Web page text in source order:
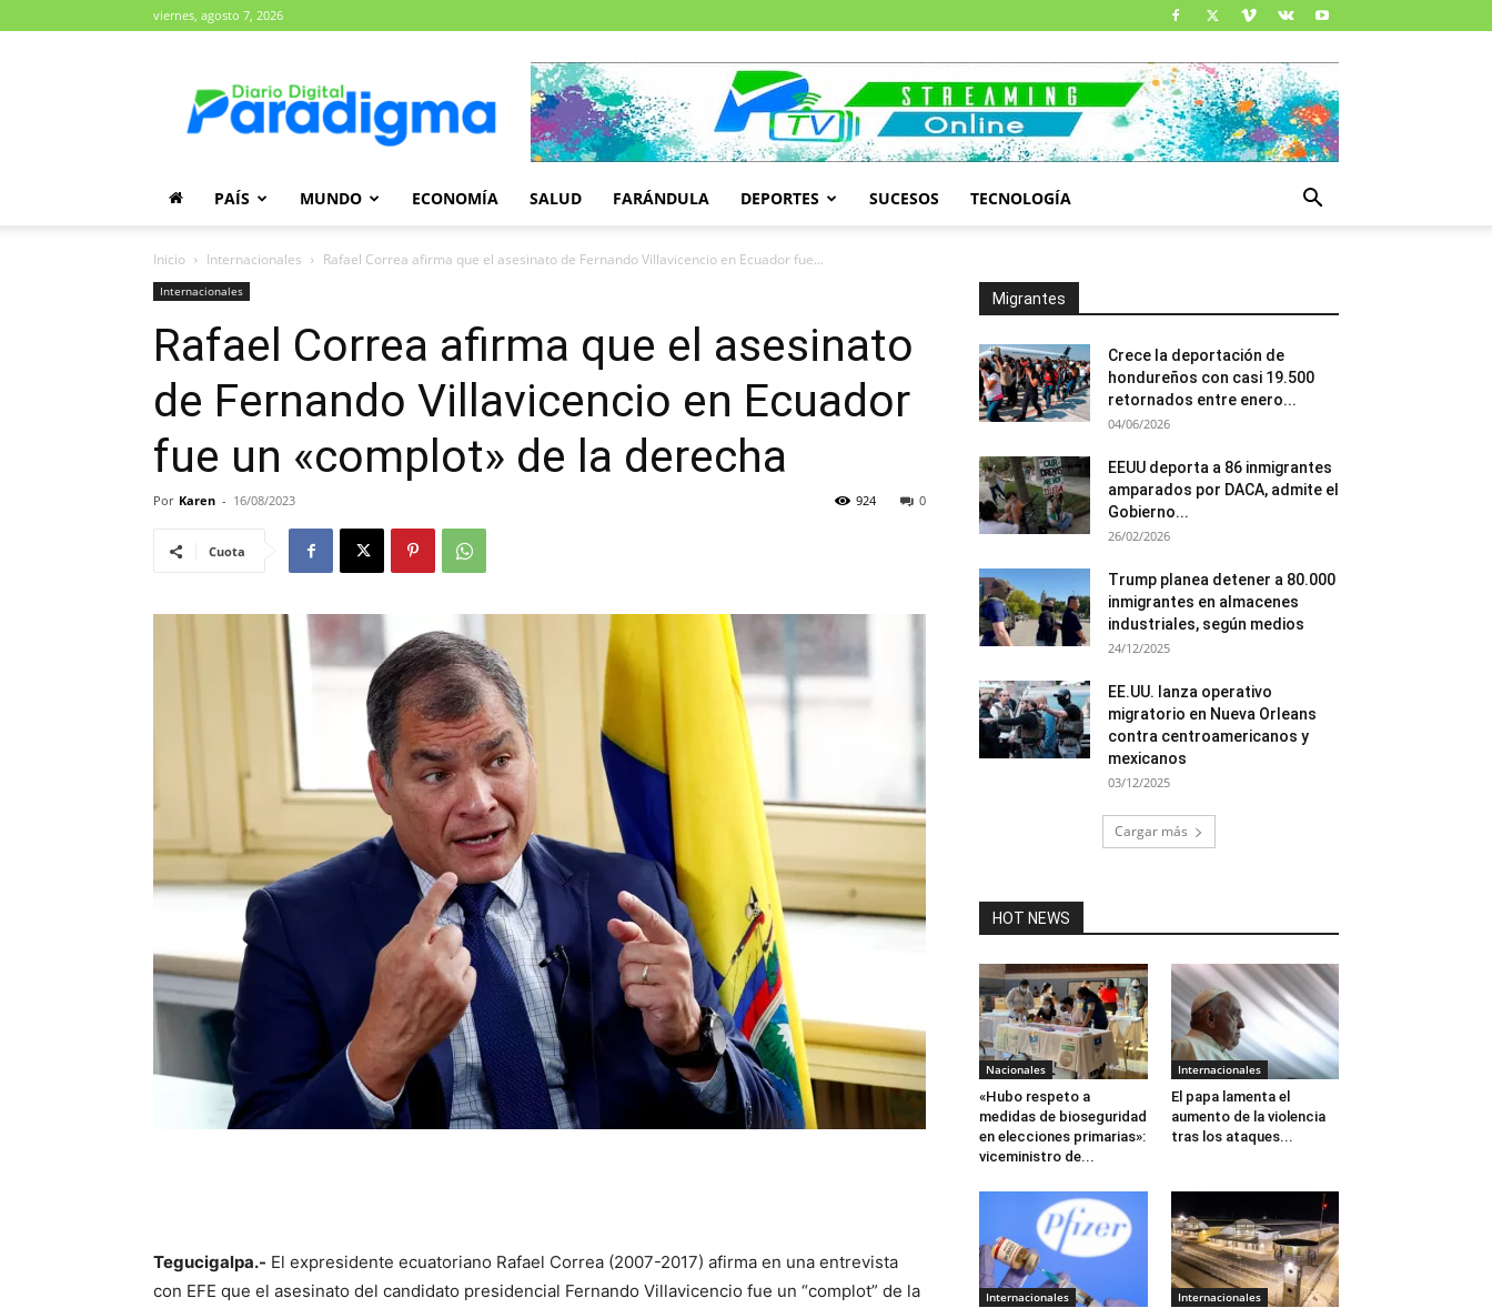
viernes, agosto 7, 2026
Paradigma
PAÍS MUNDO ECONOMÍA SALUD FARÁNDULA DEPORTES SUCESOS TECNOLOGÍA
Inicio Internacionales Rafael Correa afirma que el asesinato de Fernando Villavicencio en Ecuador fue...
Internacionales
Rafael Correa afirma que el asesinato
de Fernando Villavicencio en Ecuador
fue un «complot» de la derecha
Por Karen - 16/08/2023 0
924
Cuota
Tegucigalpa.- El expresidente ecuatoriano Rafael Correa (2007-2017) afirma en una entrevista
con EFE que el asesinato del candidato presidencial Fernando Villavicencio fue un “complot” de la
Migrantes
Crece la deportación de
hondureños con casi 19.500
retornados entre enero...
04/06/2026
EEUU deporta a 86 inmigrantes
amparados por DACA, admite el
Gobierno...
26/02/2026
Trump planea detener a 80.000
inmigrantes en almacenes
industriales, según medios
24/12/2025
EE.UU. lanza operativo
migratorio en Nueva Orleans
contra centroamericanos y
mexicanos
03/12/2025
Cargar más
HOT NEWS
Nacionales
«Hubo respeto a
medidas de bioseguridad
en elecciones primarias»:
viceministro de...
Internacionales
El papa lamenta el
aumento de la violencia
tras los ataques...
Internacionales Internacionales